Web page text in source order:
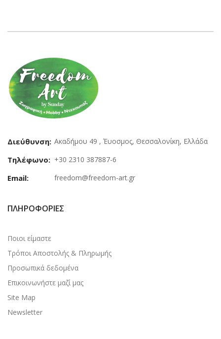
Διεύθυνση: Ακαδήμου 49 , Έυοσμος, Θεσσαλονίκη, Ελλάδα
Τηλέφωνο: +30 2310 387887-6
Email: freedom@freedom-art.gr
ΠΛΗΡΟΦΟΡΊΕΣ
Ποιοι είμαστε
Τρόποι Αποστολής & Πληρωμής
Προσωπικά δεδομένα
Επικοινωνήστε μαζί μας
Site Map
Newsletter